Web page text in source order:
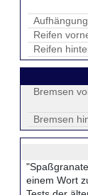
Reifen
Reifen
Bremsen
Bremsen
einem Wort